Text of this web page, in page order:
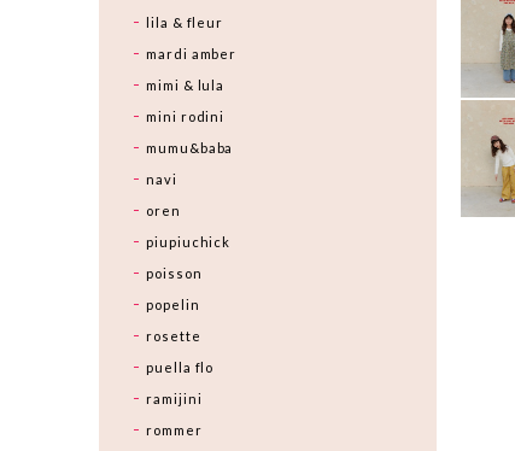
lila & fleur
mardi amber
mimi & lula
mini rodini
mumu&baba
navi
oren
piupiuchick
poisson
popelin
rosette
puella flo
ramijini
rommer